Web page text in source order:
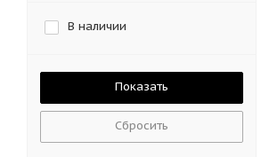
В наличии
Сбросить